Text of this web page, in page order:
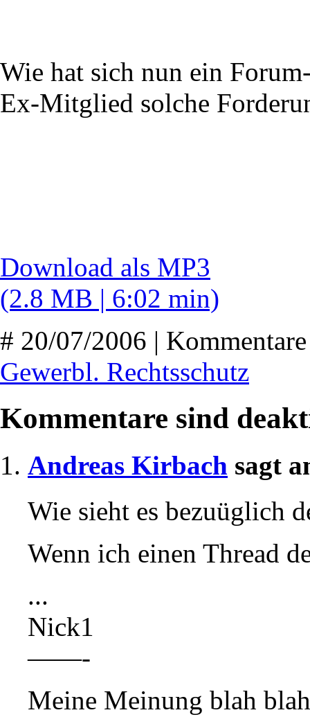
Wie hat sich nun ein
Ex-Mitglied solche
Download als MP3
(2.8 MB | 6:02 min)
# 20/07/2006 |
Gewerbl. Rechtsschutz
Kommentare sind
Andreas Kirbach sagt
Wie sieht es bezuüglich
Wenn ich einen Thread
...
Nick1
——-
Meine Meinung blah blah